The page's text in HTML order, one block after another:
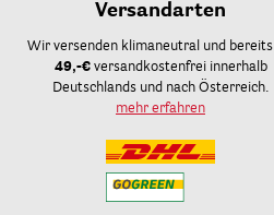
Versandarten
Wir versenden klimaneutral und bereits
49,-€versandkostenfrei innerhalb
Deutschlands und nach Österreich.
mehr erfahren